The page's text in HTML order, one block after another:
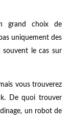
grand choix de
uniquement des
souvent le cas sur
vous trouverez
De quoi trouver
un robot de